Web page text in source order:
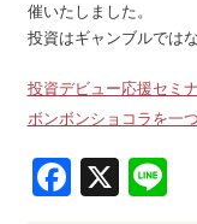
催いたしました。
投資はギャンブルでは
投資デビュー応援セミ
ボンボンショコラを一
X